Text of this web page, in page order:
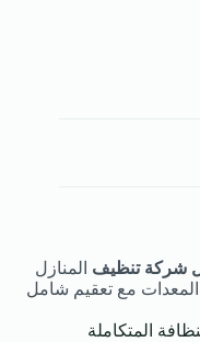
شركة تنظيف المنازل
مع تعقيم شامل
المتكاملة